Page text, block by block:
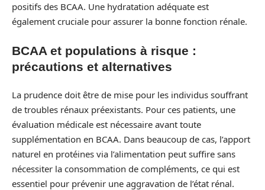
positifs des BCAA. Une hydratation adéquate est
également cruciale pour assurer la bonne fonction rénale.
BCAA et populations à risque :
précautions et alternatives
La prudence doit être de mise pour les individus souffrant
de troubles rénaux préexistants. Pour ces patients, une
évaluation médicale est nécessaire avant toute
supplémentation en BCAA. Dans beaucoup de cas, l’apport
naturel en protéines via l’alimentation peut suffire sans
nécessiter la consommation de compléments, ce qui est
essentiel pour prévenir une aggravation de l’état rénal.